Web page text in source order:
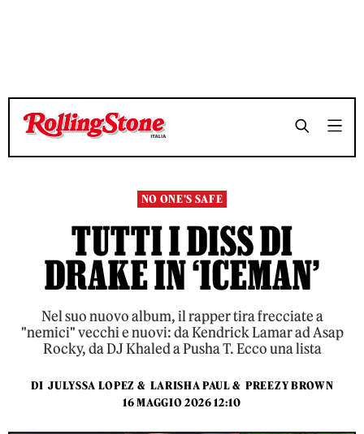
TEMPO DI LETTURA 8 MINUTI SHARE
TEMPO DI LETTURA 8 MINUTI SHARE
NO ONE'S SAFE
TUTTI I DISS DI
DRAKE IN ‘ICEMAN’
Nel suo nuovo album, il rapper tira frecciate a
"nemici" vecchi e nuovi: da Kendrick Lamar ad Asap
Rocky, da DJ Khaled a Pusha T. Ecco una lista
DI JULYSSA LOPEZ & LARISHA PAUL& PREEZY BROWN
16 MAGGIO 2026 12:10